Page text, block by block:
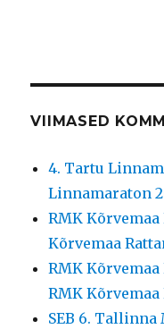
VIIMASED
4. Tartu
Linnamaraton
RMK Kõrvemaa
Kõrvemaa
RMK
RMK Kõrvemaa
SEB 6.